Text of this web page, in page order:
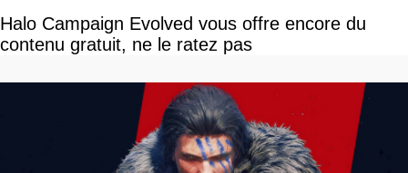
Halo Campaign Evolved vous offre encore du
contenu gratuit, ne le ratez pas